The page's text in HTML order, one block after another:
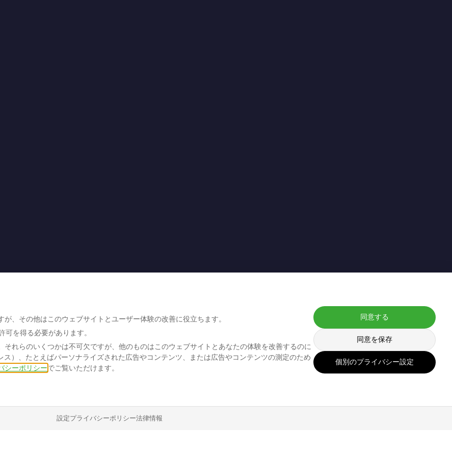
、その他はこのウェブサイトとユーザー体験の改善に役立ちます。
を得る必要があります。
れらのいくつかは不可欠ですが、他のものはこのウェブサイトとあなたの体験を改善するのに
）、たとえばパーソナライズされた広告やコンテンツ、または広告やコンテンツの測定のため
シーポリシー でご覧いただけます。
同意する
同意を保存
個別のプライバシー設定
設定プライバシーポリシー法律情報